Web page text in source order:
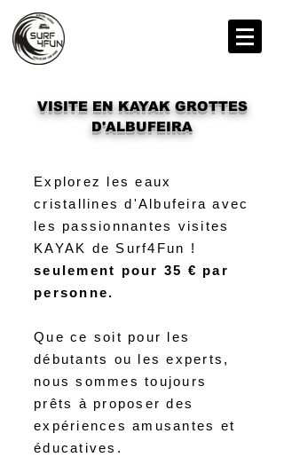
VISITE EN KAYAK GROTTES
D'ALBUFEIRA
Explorez les eaux
cristallines d'Albufeira avec
les passionnantes visites
KAYAK de Surf4Fun !
seulement pour 35 € par
personne.
Que ce soit pour les
débutants ou les experts,
nous sommes toujours
prêts à proposer des
expériences amusantes et
éducatives.